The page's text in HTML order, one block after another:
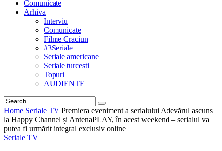
Comunicate
Arhiva
Interviu
Comunicate
Filme Craciun
#3Seriale
Seriale americane
Seriale turcesti
Topuri
AUDIENTE
Home Seriale TV Premiera eveniment a serialului Adevărul ascuns
la Happy Channel și AntenaPLAY, în acest weekend – serialul va
putea fi urmărit integral exclusiv online
Seriale TV